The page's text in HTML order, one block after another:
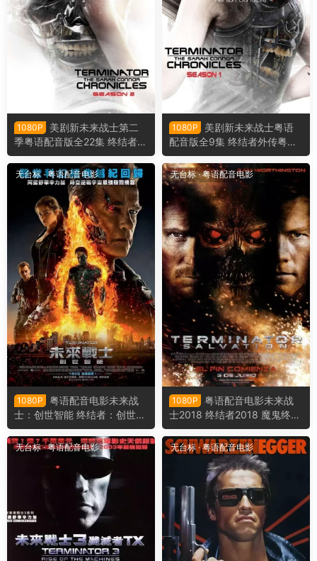
1080P
美剧新未来战士第二
季粤语配音版全22集 终结者外
传第二季粤语版
1080P
美剧新未来战士粤语
配音版全9集 终结者外传粤语
版
无台标·粤语配音电影
1080P
粤语配音电影未来战
士：创世智能 终结者：创世纪
魔鬼终结者：创世契机 Termin
ator Genisys
无台标·粤语配音电影
1080P
粤语配音电影未来战
士2018 终结者2018 魔鬼终结
者：未来救赎 Terminator Sal
vation
无台标·粤语配音电影 无台标·粤语配音电影